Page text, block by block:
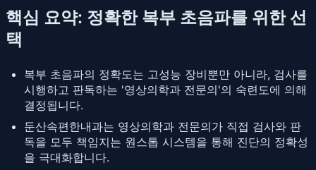
핵심 요약: 정확한 복부 초음파를 위한 선
택
복부 초음파의 정확도는 고성능 장비뿐만 아니라, 검사를
시행하고 판독하는 '영상의학과 전문의'의 숙련도에 의해
결정됩니다.
둔산속편한내과는 영상의학과 전문의가 직접 검사와 판
독을 모두 책임지는 원스톱 시스템을 통해 진단의 정확성
을 극대화합니다.